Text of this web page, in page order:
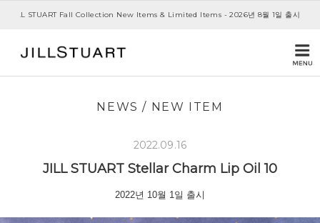
JILL STUART Fall Collection New Items & Limited Items - 2026년 8월 1일 출시
NEWS / NEW ITEM
2022.09.16
JILL STUART Stellar Charm Lip Oil 10
2022년 10월 1일 출시